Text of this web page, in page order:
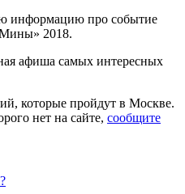
информацию про событие
2018.
афиша самых интересных
которые пройдут в Москве.
нет на сайте, сообщите